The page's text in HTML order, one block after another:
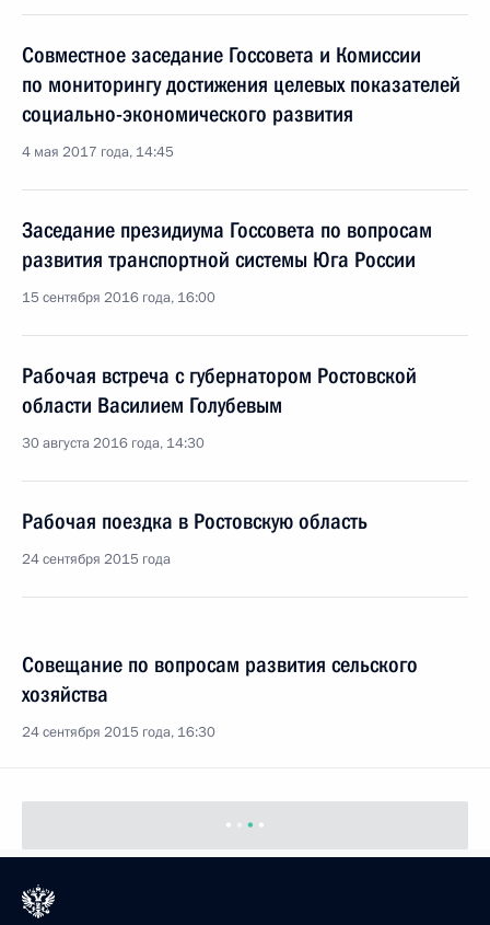
Совместное заседание Госсовета и Комиссии
по мониторингу достижения целевых показателей
социально-экономического развития
4 мая 2017 года, 14:45
Заседание президиума Госсовета по вопросам
развития транспортной системы Юга России
15 сентября 2016 года, 16:00
Рабочая встреча с губернатором Ростовской
области Василием Голубевым
30 августа 2016 года, 14:30
Рабочая поездка в Ростовскую область
24 сентября 2015 года
Совещание по вопросам развития сельского
хозяйства
24 сентября 2015 года, 16:30